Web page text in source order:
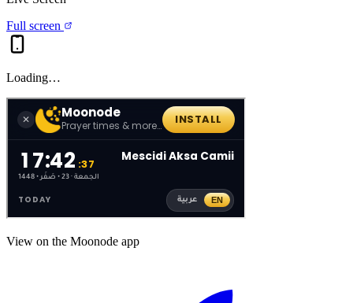
Full screen
Loading…
View on the Moonode app